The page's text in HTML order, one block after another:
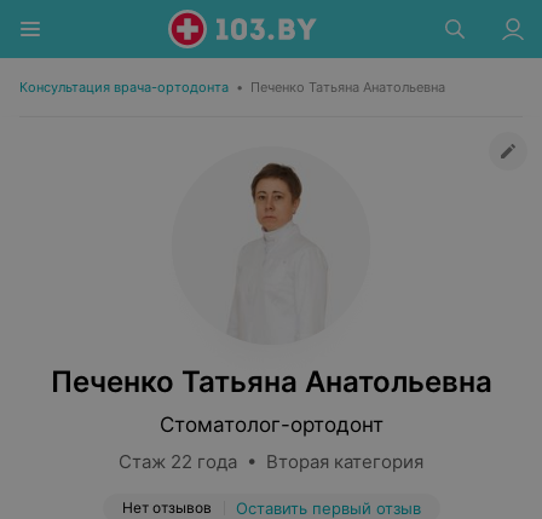
Консультация врача-ортодонта • Печенко Татьяна Анатольевна
Печенко Татьяна Анатольевна
Стоматолог-ортодонт
Стаж 22 года • Вторая категория
Нет отзывов Оставить первый отзыв